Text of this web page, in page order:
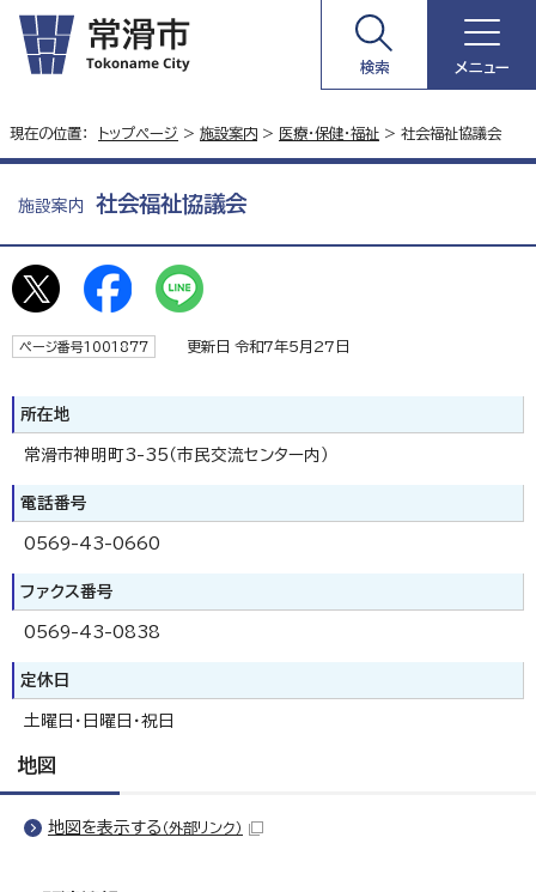
検索 メニュー
現在の位置： トップページ > 施設案内 > 医療・保健・福祉 > 社会福祉協議会
施設案内 社会福祉協議会
ページ番号1001877 更新日 令和7年5月27日
所在地
常滑市神明町3-35（市民交流センター内）
電話番号
0569-43-0660
ファクス番号
0569-43-0838
定休日
土曜日・日曜日・祝日
地図
地図を表示する （外部リンク）